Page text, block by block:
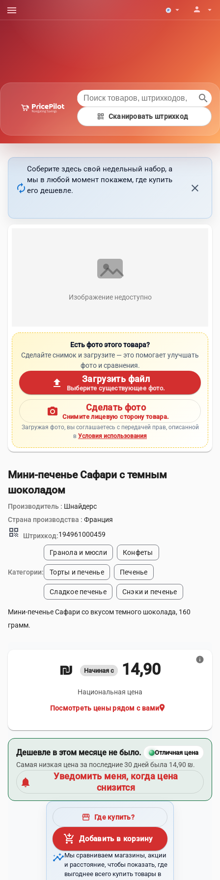
menu arrow_drop_down person arrow_drop_down
search
qr_code Сканировать штрихкод
autorenew
Соберите здесь свой недельный набор, а
мы в любой момент покажем, где купить
его дешевле.
close
Изображение недоступно
Есть фото этого товара?
Сделайте снимок и загрузите — это помогает улучшать
фото и сравнения.
upload Загрузить файл
Выберите существующее фото.
photo_camera Сделать фото
Снимите лицевую сторону товара.
Загружая фото, вы соглашаетесь с передачей прав, описанной
в Условия использования
Мини-печенье Сафари с темным
шоколадом
Производитель : Шнайдерс
Страна производства : Франция
qr_code Штрихкод:194961000459
Категории:
Гранола и мюсли Конфеты
Торты и печенье Печенье
Сладкое печенье Снэки и печенье
Мини-печенье Сафари со вкусом темного шоколада, 160
грамм.
Начиная с 14,90 ₪
Национальная цена
location_on
Посмотреть цены рядом с вами
info
Дешевле в этом месяце не было. Отличная цена
Самая низкая цена за последние 30 дней была 14,90 ₪.
notifications
Уведомить меня, когда цена
снизится
storefront Где купить?
add_shopping_cart Добавить в корзину
insightsМы сравниваем магазины, акции
и расстояние, чтобы показать, где
выгоднее всего купить товары в